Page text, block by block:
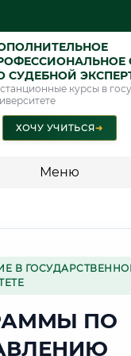
СУДЕБНОЙ
курсы в
ХОЧУ УЧИТЬСЯ➜
Меню
обучения
обучения
В
ПО